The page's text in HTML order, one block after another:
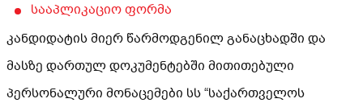
სააპლიკაციო ფორმა
კანდიდატის მიერ წარმოდგენილ განაცხადში და
მასზე დართულ დოკუმენტებში მითითებული
პერსონალური მონაცემები სს “საქართველოს